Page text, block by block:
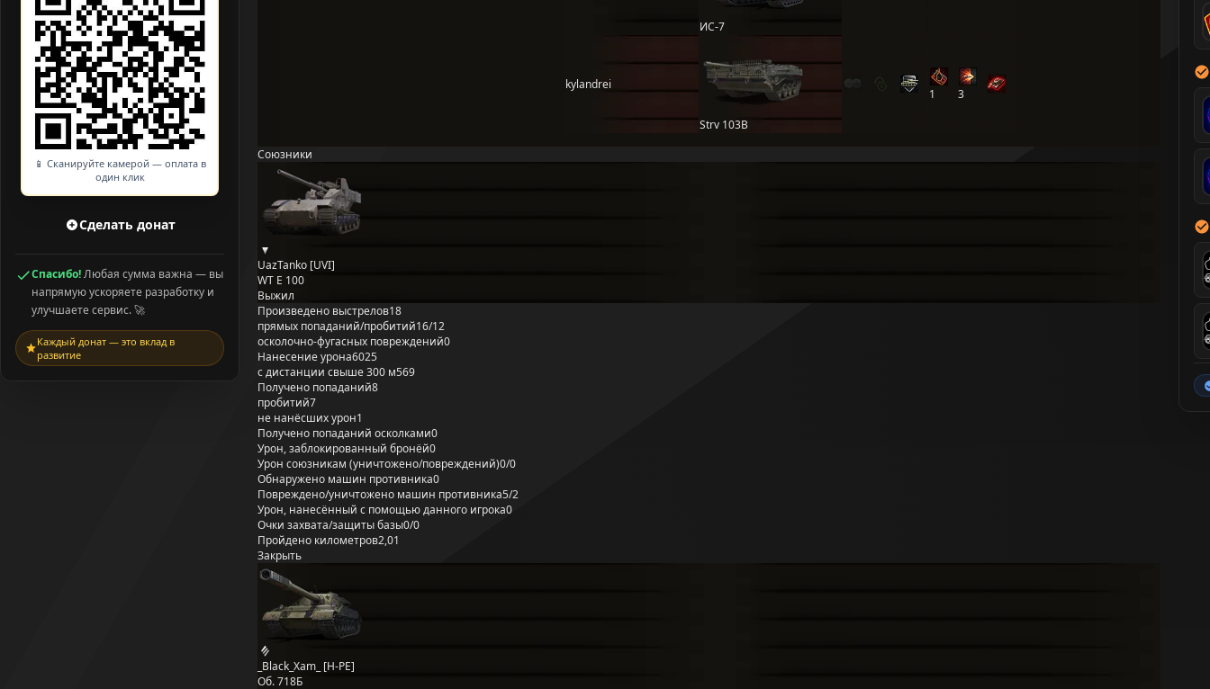
📱 Сканируйте камерой — оплата в
один клик
Сделать донат
Спасибо!Любая сумма важна — вы
напрямую ускоряете разработку и
улучшаете сервис. 🚀
Каждый донат — это вклад в
развитие
ИС-7
kylandrei
Strv 103B
1 3
Союзники
UazTanko [UVI]
WT E 100
Выжил
Произведено выстрелов18
прямых попаданий/пробитий16/12
осколочно-фугасных повреждений0
Нанесение урона6025
с дистанции свыше 300 м569
Получено попаданий8
пробитий7
не нанёсших урон1
Получено попаданий осколками0
Урон, заблокированный бронёй0
Урон союзникам (уничтожено/повреждений)0/0
Обнаружено машин противника0
Повреждено/уничтожено машин противника5/2
Урон, нанесённый с помощью данного игрока0
Очки захвата/защиты базы0/0
Пройдено километров2,01
Закрыть
_Black_Xam_ [H-PE]
Об. 718Б